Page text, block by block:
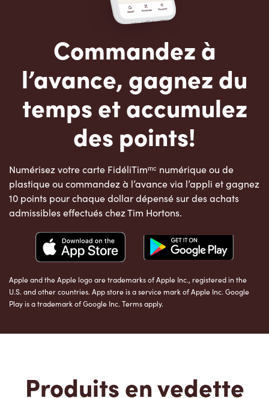
Commandez à
l’avance, gagnez du
temps et accumulez
des points!
Numérisez votre carte FidéliTimᵐᶜ numérique ou de
plastique ou commandez à l’avance via l’appli et gagnez
10 points pour chaque dollar dépensé sur des achats
admissibles effectués chez Tim Hortons.
Apple and the Apple logo are trademarks of Apple Inc., registered in the
U.S. and other countries. App store is a service mark of Apple Inc. Google
Play is a trademark of Google Inc. Terms apply.
Produits en vedette